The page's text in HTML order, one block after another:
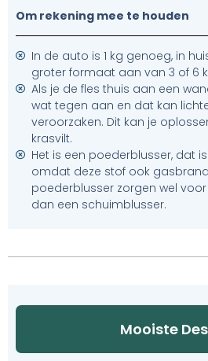
Om rekening mee te houden
In de auto is 1 kg genoeg, in
groter formaat aan van 3 of 6
Als je de fles thuis aan een
wat tegen aan en dat kan
veroorzaken. Dit kan je
krasvilt.
Het is een poederblusser, dat
omdat deze stof ook
poederblusser zorgen wel
dan een schuimblusser.
Mooiste